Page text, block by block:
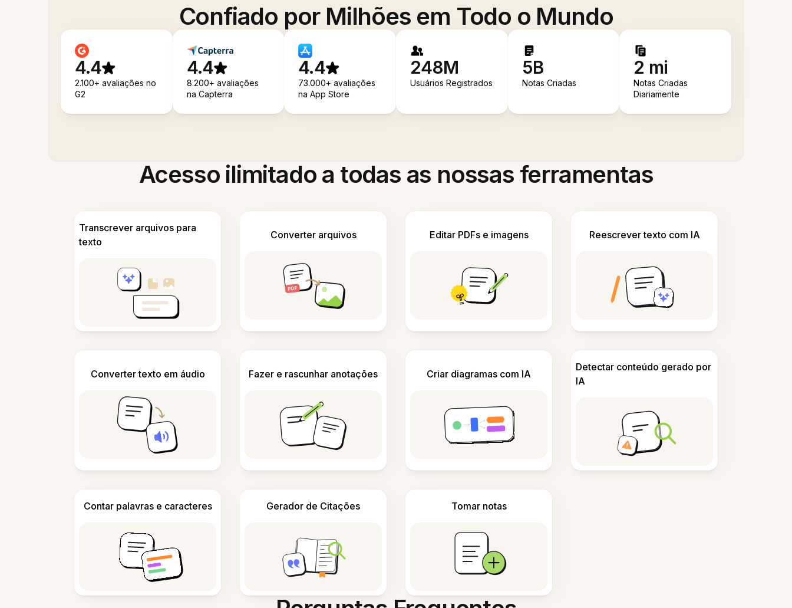
Confiado por Milhões em Todo o Mundo
4.4
2.100+ avaliações no
G2
4.4
8.200+ avaliações
na Capterra
4.4
73.000+ avaliações
na App Store
248M
Usuários Registrados
5B
Notas Criadas
2 mi
Notas Criadas
Diariamente
Acesso ilimitado a todas as nossas ferramentas
Transcrever arquivos para
texto
Converter arquivos Editar PDFs e imagens Reescrever texto com IA
Converter texto em áudio Fazer e rascunhar anotações Criar diagramas com IA
Detectar conteúdo gerado por
IA
Contar palavras e caracteres Gerador de Citações Tomar notas